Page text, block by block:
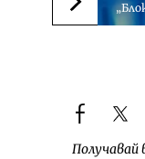
facebook